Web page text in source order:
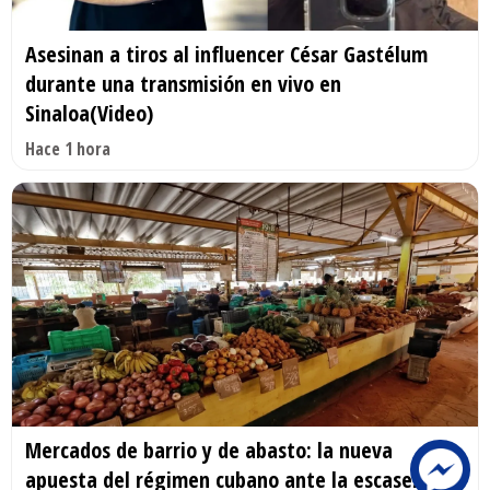
Asesinan a tiros al influencer César Gastélum
durante una transmisión en vivo en
Sinaloa(Video)
Hace 1 hora
Mercados de barrio y de abasto: la nueva
apuesta del régimen cubano ante la escasez